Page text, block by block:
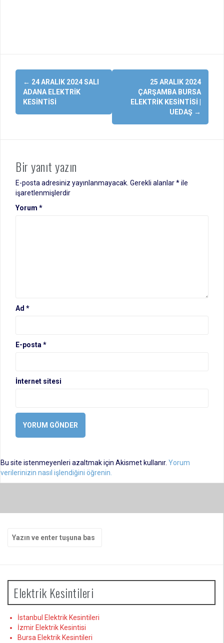
Yazı
dolaşımı
← 24 ARALIK 2024 SALI
ADANA ELEKTRIK
KESINTISI
25 ARALIK 2024
ÇARŞAMBA BURSA
ELEKTRIK KESINTISI |
UEDAŞ →
Bir yanıt yazın
E-posta adresiniz yayınlanmayacak. Gerekli alanlar*ile
işaretlenmişlerdir
Yorum *
Ad *
E-posta *
İnternet sitesi
Bu site istenmeyenleri azaltmak için Akismet kullanır. Yorum
verilerinizin nasıl işlendiğini öğrenin.
yap:
Elektrik Kesintileri
İstanbul Elektrik Kesintileri
İzmir Elektrik Kesintisi
Bursa Elektrik Kesintileri